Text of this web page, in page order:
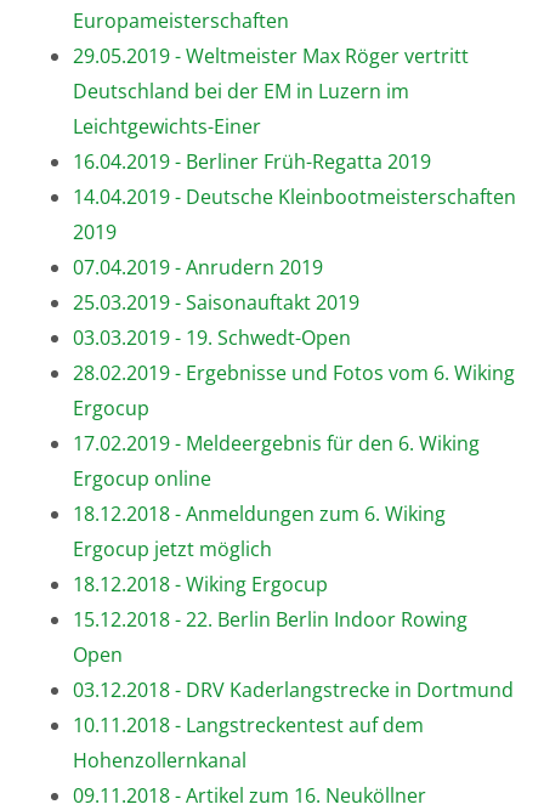
Europameisterschaften
29.05.2019 - Weltmeister Max Röger vertritt
Deutschland bei der EM in Luzern im
Leichtgewichts-Einer
16.04.2019 - Berliner Früh-Regatta 2019
14.04.2019 - Deutsche Kleinbootmeisterschaften
2019
07.04.2019 - Anrudern 2019
25.03.2019 - Saisonauftakt 2019
03.03.2019 - 19. Schwedt-Open
28.02.2019 - Ergebnisse und Fotos vom 6. Wiking
Ergocup
17.02.2019 - Meldeergebnis für den 6. Wiking
Ergocup online
18.12.2018 - Anmeldungen zum 6. Wiking
Ergocup jetzt möglich
18.12.2018 - Wiking Ergocup
15.12.2018 - 22. Berlin Berlin Indoor Rowing
Open
03.12.2018 - DRV Kaderlangstrecke in Dortmund
10.11.2018 - Langstreckentest auf dem
Hohenzollernkanal
09.11.2018 - Artikel zum 16. Neuköllner